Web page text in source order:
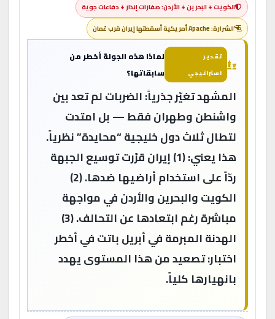
الكويت + البحرين + الأردن: صفارات إنذار + دفاعات جوية
الشرارة: Apache أمريكية أسقطتها إيران قرب عُمان
تقدير
استراتيجي
لماذا هذه الجولة أخطر من
سابقاتها؟
المشهد تغيّر جذرياً: الضربات لم تعد بين
واشنطن وطهران فقط — بل امتدت
لتطال ثلاث دول خليجية “محايدة” نظرياً.
هذا يعني: (1) إيران قرّرت توسيع الجبهة
ردّاً على استخدام أراضيها ضدها. (2)
الكويت والبحرين والأردن في مواجهة
مباشرة رغم ابتعادها عن التحالف. (3)
الهدنة المبرمة في أبريل باتت في أخطر
اختبار: تصعيد من هذا المستوى يهدد
بانهيارها كلياً.